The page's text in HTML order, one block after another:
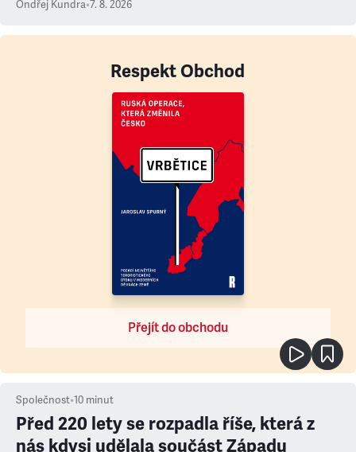
Ondřej Kundra•7. 8. 2026
Respekt Obchod
Přejít do obchodu
Společnost•10 minut
Před 220 lety se rozpadla říše, která z
nás kdysi udělala součást Západu